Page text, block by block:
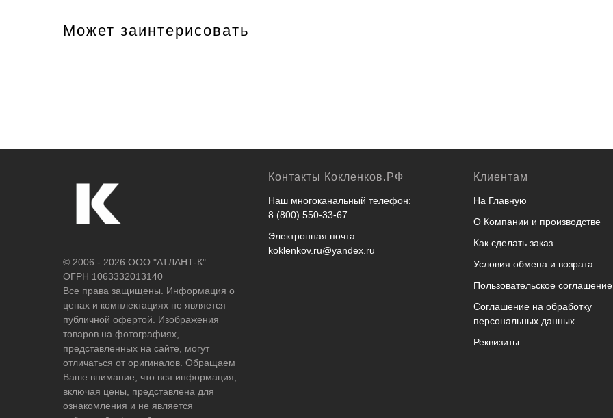
Может заинтерисовать
© 2006 - 2026 ООО "АТЛАНТ-К"
ОГРН 1063332013140
Все права защищены. Информация о
ценах и комплектациях не является
публичной офертой. Изображения
товаров на фотографиях,
представленных на сайте, могут
отличаться от оригиналов. Обращаем
Ваше внимание, что вся информация,
включая цены, представлена для
ознакомления и не является
Контакты Кокленков.РФ
Наш многоканальный телефон:
8 (800) 550-33-67
Электронная почта:
koklenkov.ru@yandex.ru
Клиентам
На Главную
О Компании и производстве
Как сделать заказ
Условия обмена и возрата
Пользовательское соглашение
Соглашение на обработку
персональных данных
Реквизиты